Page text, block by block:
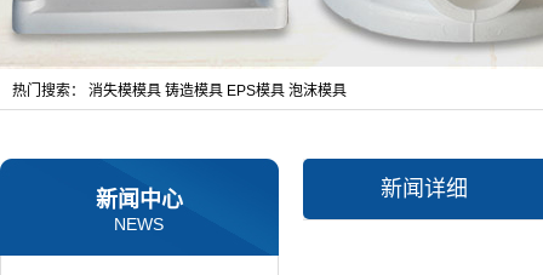
热门搜索： 消失模模具 铸造模具 EPS模具 泡沫模具
新闻中心
NEWS
新闻详细